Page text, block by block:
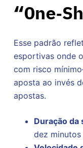
Esse padrão
esportivas onde
com risco
aposta ao invés
apostas.
Duração da
dez